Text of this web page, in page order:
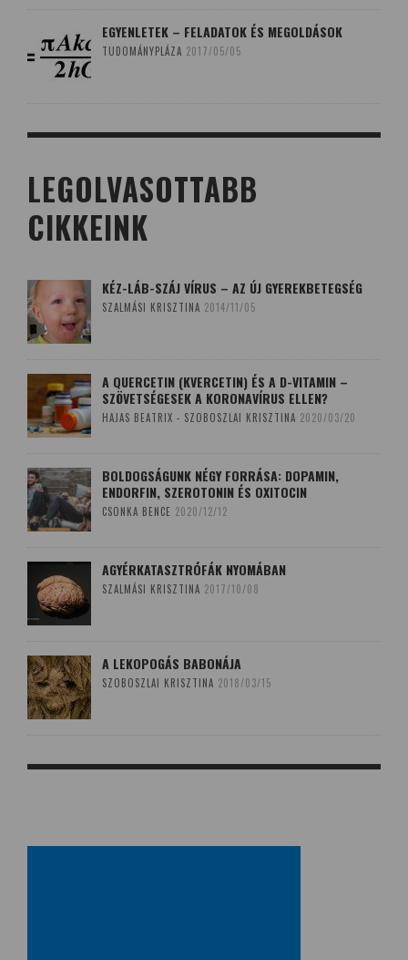
EGYENLETEK – FELADATOK ÉS MEGOLDÁSOK
TUDOMÁNYPLÁZA 2017/05/05
LEGOLVASOTTABB
CIKKEINK
KÉZ-LÁB-SZÁJ VÍRUS – AZ ÚJ GYEREKBETEGSÉG
SZALMÁSI KRISZTINA 2014/11/05
A QUERCETIN (KVERCETIN) ÉS A D-VITAMIN –
SZÖVETSÉGESEK A KORONAVÍRUS ELLEN?
HAJAS BEATRIX - SZOBOSZLAI KRISZTINA 2020/03/20
BOLDOGSÁGUNK NÉGY FORRÁSA: DOPAMIN,
ENDORFIN, SZEROTONIN ÉS OXITOCIN
CSONKA BENCE 2020/12/12
AGYÉRKATASZTRÓFÁK NYOMÁBAN
SZALMÁSI KRISZTINA 2017/10/08
A LEKOPOGÁS BABONÁJA
SZOBOSZLAI KRISZTINA 2018/03/15